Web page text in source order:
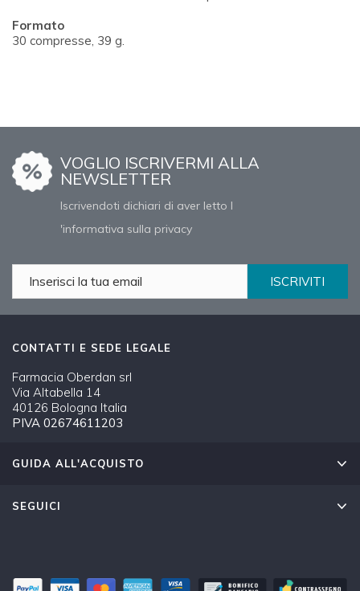
Formato
30 compresse, 39 g.
VOGLIO ISCRIVERMI ALLA
NEWSLETTER
Iscrivendoti dichiari di aver letto l
'informativa sulla privacy
ISCRIVITI
CONTATTI E SEDE LEGALE
Farmacia Oberdan srl
Via Altabella 14
40126 Bologna Italia
PIVA 02674611203
GUIDA ALL'ACQUISTO
SEGUICI